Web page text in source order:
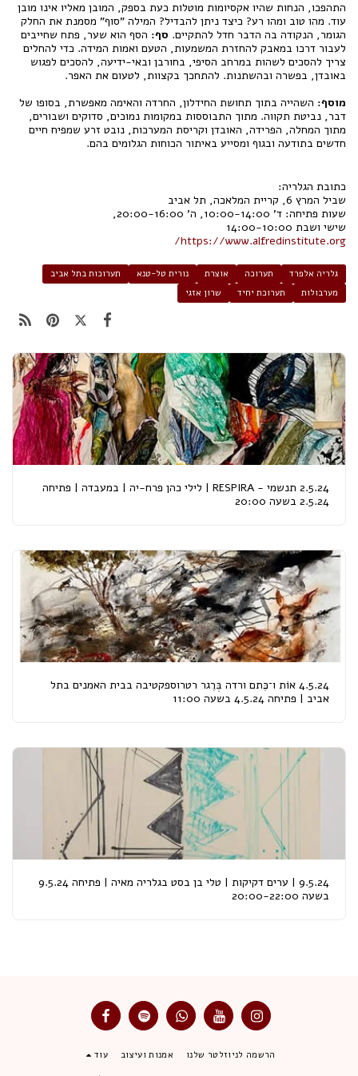
התהפכו, הנחות שהיו אקסיומות מוטלות כעת בספק, המובן מאליו אינו מובן
עוד. מהו טוב ומהו רע? כיצד ניתן להבדיל? המילה "סוף" מסמנת את החלק
הגומר, הנקודה בה הדבר חדל להתקיים. סף: הסף הוא שער, פתח שחייבים
לעבור דרכו במאבק להחזרת המשמעות, הטעם ואמות המידה. כדי להחלים
צריך להסכים לשהות במרחב הסיפי, בחורבן ובאי-ידיעה, להסכים לפגוש
באובדן, בפשרה ובהשתנות. להתחכך בקצוות, לטעום את האפר.
מוסף: השהייה בתוך תחושת החידלון, החרדה והאימה מאפשרת, בסופו של
דבר, נביטת תקווה. מתוך התבוססות במקומות נמוכים, סדוקים ושבורים,
מתוך המחלה, הפרידה, האובדן וקריסת המערכות, נובט זרע שמפיח חיים
חדשים בתודעה ובגוף ומסייע באיתור הכוחות הגלומים בהם.
כתובת הגלריה:
שביל המרץ 6, קריית המלאכה, תל אביב
שעות פתיחה: ד' 10:00-14:00, ה' 20:00-16:00,
שישי ושבת 14:00-10:00
https://www.alfredinstitute.org/
גלריה אלפרד תערוכה אוצרת נורית טל-טנא
תערוכות בתל אביב
מערבולות
תערוכת יחיד שרון אזגי
2.5.24 תנשמי - RESPIRA | לילי כהן פרח-יה | במעבדה | פתיחה
2.5.24 בשעה 20:00
4.5.24 אוֹת ו־כֶּתם ורדה בְּרֶגר רטרוספקטיבה בבית האמנים בתל
אביב | פתיחה 4.5.24 בשעה 11:00
9.5.24 | ערים דקיקות | טלי בן בסט בגלריה מאיה | פתיחה 9.5.24
בשעה 20:00-22:00
הרשמה לניוזלטר שלנו אמנות ועיצוב עוד